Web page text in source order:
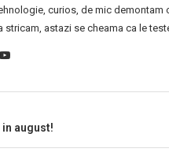
curios, de mic demontam
stricam, astazi se cheama ca le
in august!